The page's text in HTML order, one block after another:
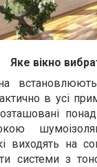
Яке вікно
в усі
виходять на
системи з